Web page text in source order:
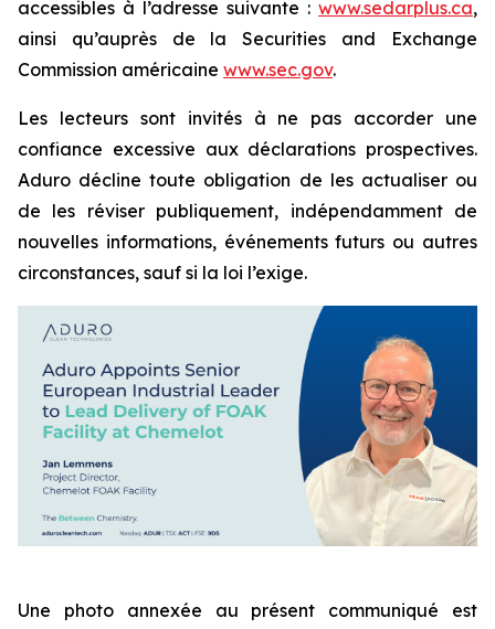
accessibles à l’adresse suivante : www.sedarplus.ca,
ainsi qu’auprès de la Securities and Exchange
Commission américaine www.sec.gov.
Les lecteurs sont invités à ne pas accorder une
confiance excessive aux déclarations prospectives.
Aduro décline toute obligation de les actualiser ou
de les réviser publiquement, indépendamment de
nouvelles informations, événements futurs ou autres
circonstances, sauf si la loi l’exige.
Une photo annexée au présent communiqué est